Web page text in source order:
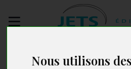
Nous utilisons
manuscrit